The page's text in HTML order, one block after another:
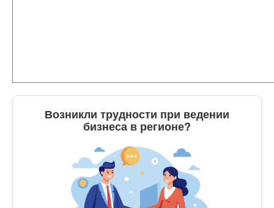
Возникли трудности при ведении
бизнеса в регионе?